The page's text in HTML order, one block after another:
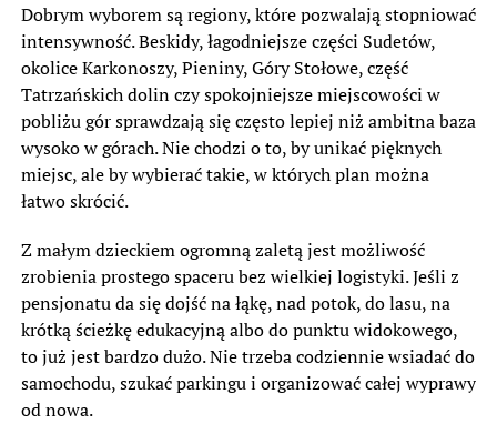
Dobrym wyborem są regiony, które pozwalają stopniować
intensywność. Beskidy, łagodniejsze części Sudetów,
okolice Karkonoszy, Pieniny, Góry Stołowe, część
Tatrzańskich dolin czy spokojniejsze miejscowości w
pobliżu gór sprawdzają się często lepiej niż ambitna baza
wysoko w górach. Nie chodzi o to, by unikać pięknych
miejsc, ale by wybierać takie, w których plan można
łatwo skrócić.
Z małym dzieckiem ogromną zaletą jest możliwość
zrobienia prostego spaceru bez wielkiej logistyki. Jeśli z
pensjonatu da się dojść na łąkę, nad potok, do lasu, na
krótką ścieżkę edukacyjną albo do punktu widokowego,
to już jest bardzo dużo. Nie trzeba codziennie wsiadać do
samochodu, szukać parkingu i organizować całej wyprawy
od nowa.